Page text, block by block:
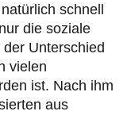
natürlich schnell
die soziale
Unterschied
vielen
ist. Nach ihm
aus